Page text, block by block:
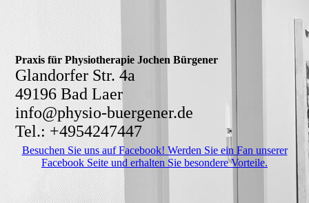
Praxis für Physiotherapie Jochen Bürgener
Glandorfer Str. 4a
49196 Bad Laer
info@physio-buergener.de
Tel.: +4954247447
Besuchen Sie uns auf Facebook! Werden Sie ein Fan unserer
Facebook Seite und erhalten Sie besondere Vorteile.